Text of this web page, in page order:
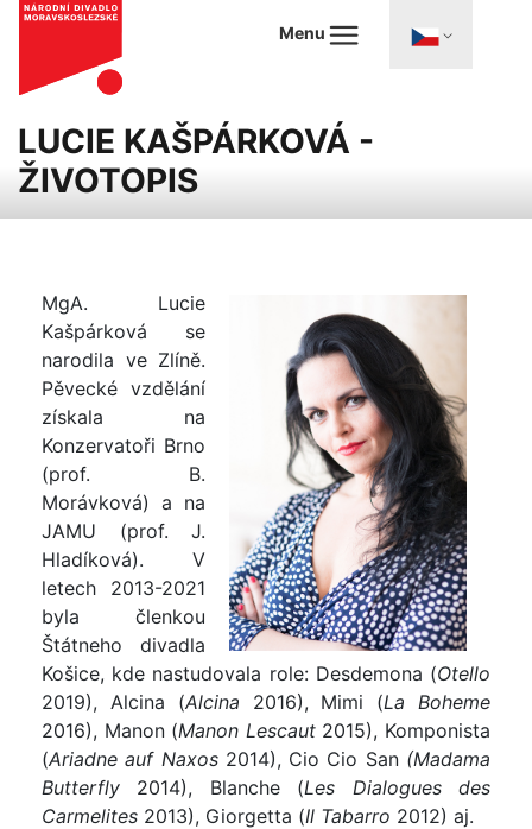
Menu
LUCIE KAŠPÁRKOVÁ -
ŽIVOTOPIS
MgA. Lucie
Kašpárková se
narodila ve Zlíně.
Pěvecké vzdělání
získala na
Konzervatoři Brno
(prof. B.
Morávková) a na
JAMU (prof. J.
Hladíková). V
letech 2013-2021
byla členkou
Štátneho divadla
Košice, kde nastudovala role: Desdemona (Otello
2019), Alcina (Alcina 2016), Mimi (La Boheme
2016), Manon (Manon Lescaut2015), Komponista
(Ariadne auf Naxos2014), Cio Cio San (Madama
Butterfly 2014), Blanche (Les Dialogues des
Carmelites 2013), Giorgetta (Il Tabarro 2012) aj.